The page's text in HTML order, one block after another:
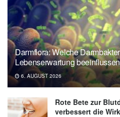
Darmflora: Welche
Lebenserwartung beeinflussen
6. AUGUST 2026
Rote Bete zur
verbessert die